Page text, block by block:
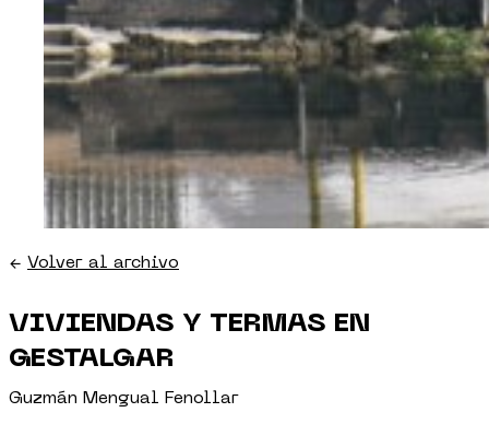
← Volver al archivo
VIVIENDAS Y TERMAS EN
GESTALGAR
Guzmán Mengual Fenollar